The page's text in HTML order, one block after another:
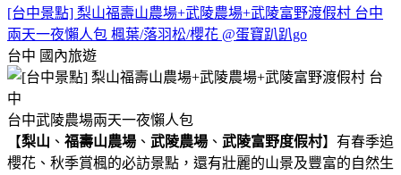
[台中景點] 梨山福壽山農場+武陵農場+武陵富野渡假村 台中
兩天一夜懶人包 楓葉/落羽松/櫻花 @蛋寶趴趴go
台中 國內旅遊
台中武陵農場兩天一夜懶人包
【梨山 、 福壽山農場 、 武陵農場 、 武陵富野度假村】有春季追
櫻花、秋季賞楓的必訪景點，還有壯麗的山景及豐富的自然生